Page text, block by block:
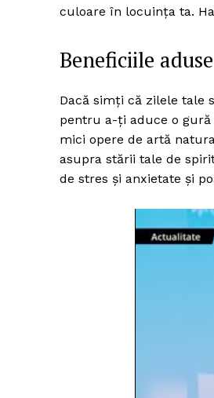
culoare în locuința ta.
Beneficiile
Dacă simți că zilele tale
pentru a-ți aduce o gură
mici opere de artă
asupra stării tale de
de stres și anxietate și